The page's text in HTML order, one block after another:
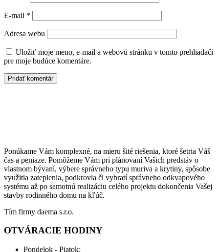
E-mail *
Adresa webu
Uložiť moje meno, e-mail a webovú stránku v tomto prehliadači
pre moje budúce komentáre.
Ponúkame Vám komplexné, na mieru šité riešenia, ktoré šetria Váš
čas a peniaze. Pomôžeme Vám pri plánovaní Vašich predstáv o
vlastnom bývaní, výbere správneho typu muriva a krytiny, spôsobe
využitia zateplenia, podkrovia či vybratí správneho odkvapového
systému až po samotnú realizáciu celého projektu dokončenia Vašej
stavby rodinného domu na kľúč.
Tím firmy daema s.r.o.
OTVÁRACIE HODINY
Pondelok - Piatok: